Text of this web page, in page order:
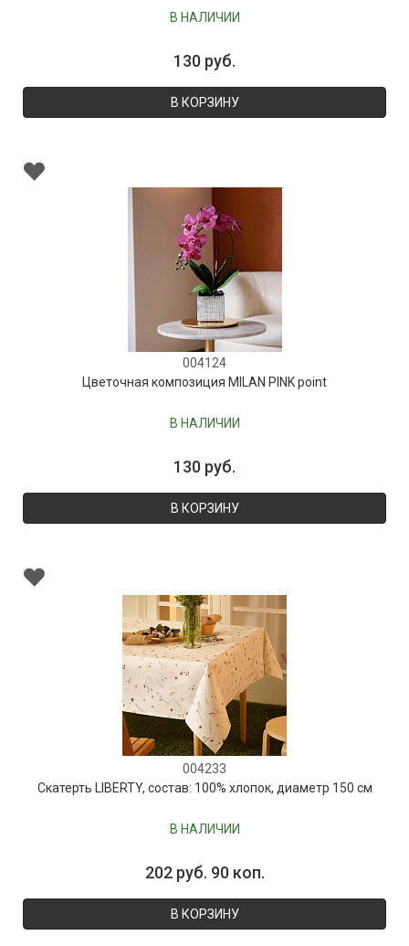
В НАЛИЧИИ
130 руб.
В КОРЗИНУ
004124
Цветочная композиция MILAN PINK point
В НАЛИЧИИ
130 руб.
В КОРЗИНУ
004233
Скатерть LIBERTY, состав: 100% хлопок, диаметр 150 см
В НАЛИЧИИ
202 руб. 90 коп.
В КОРЗИНУ